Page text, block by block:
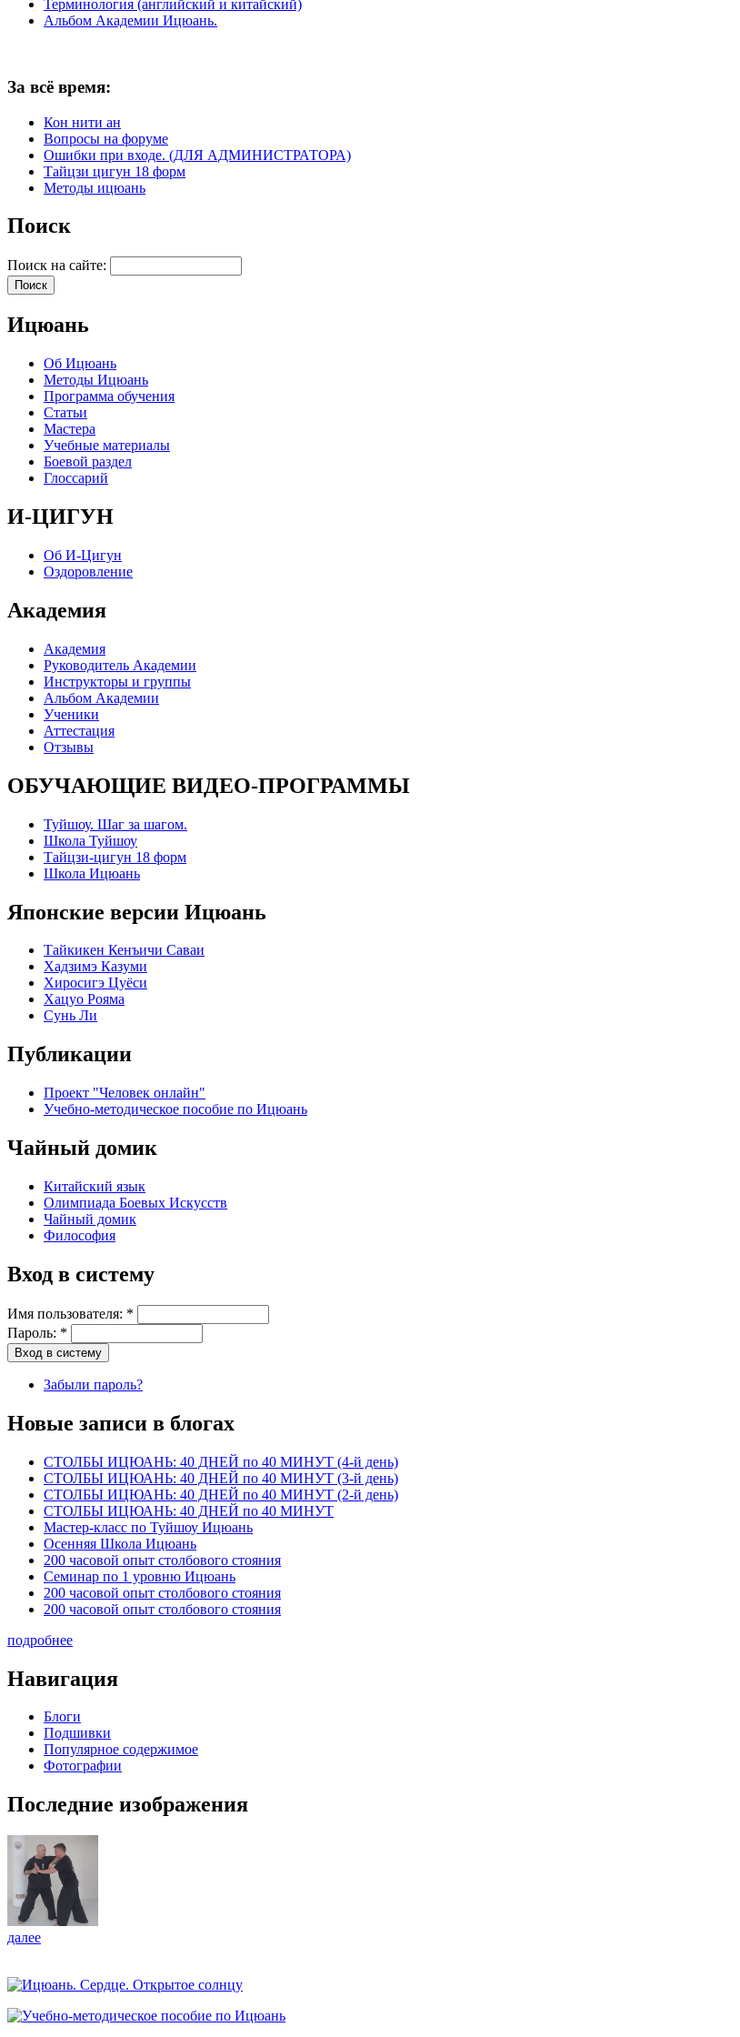
Терминология (английский и китайский)
Альбом Академии Ицюань.
За всё время:
Кон нити ан
Вопросы на форуме
Ошибки при входе. (ДЛЯ АДМИНИСТРАТОРА)
Тайцзи цигун 18 форм
Методы ицюань
Поиск
Поиск на сайте:
Ицюань
Об Ицюань
Методы Ицюань
Программа обучения
Статьи
Мастера
Учебные материалы
Боевой раздел
Глоссарий
И-ЦИГУН
Об И-Цигун
Оздоровление
Академия
Академия
Руководитель Академии
Инструкторы и группы
Альбом Академии
Ученики
Аттестация
Отзывы
ОБУЧАЮЩИЕ ВИДЕО-ПРОГРАММЫ
Туйшоу. Шаг за шагом.
Школа Туйшоу
Тайцзи-цигун 18 форм
Школа Ицюань
Японские версии Ицюань
Тайкикен Кенъичи Саваи
Хадзимэ Казуми
Хиросигэ Цуёси
Хацуо Рояма
Сунь Ли
Публикации
Проект "Человек онлайн"
Учебно-методическое пособие по Ицюань
Чайный домик
Китайский язык
Олимпиада Боевых Искусств
Чайный домик
Философия
Вход в систему
Имя пользователя: *
Пароль: *
Забыли пароль?
Новые записи в блогах
СТОЛБЫ ИЦЮАНЬ: 40 ДНЕЙ по 40 МИНУТ (4-й день)
СТОЛБЫ ИЦЮАНЬ: 40 ДНЕЙ по 40 МИНУТ (3-й день)
СТОЛБЫ ИЦЮАНЬ: 40 ДНЕЙ по 40 МИНУТ (2-й день)
СТОЛБЫ ИЦЮАНЬ: 40 ДНЕЙ по 40 МИНУТ
Мастер-класс по Туйшоу Ицюань
Осенняя Школа Ицюань
200 часовой опыт столбового стояния
Семинар по 1 уровню Ицюань
200 часовой опыт столбового стояния
200 часовой опыт столбового стояния
подробнее
Навигация
Блоги
Подшивки
Популярное содержимое
Фотографии
Последние изображения
далее